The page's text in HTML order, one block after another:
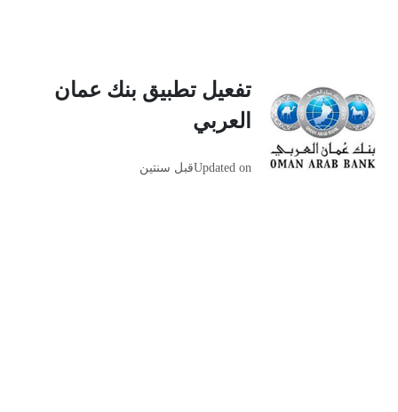
تفعيل تطبيق بنك عمان
العربي
Updated onقبل سنتين